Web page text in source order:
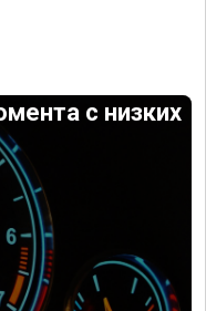
с низких